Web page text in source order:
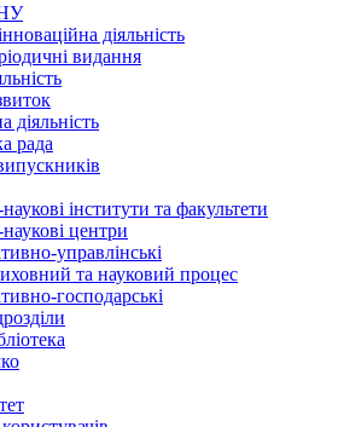
діяльність
видання
діяльність
рада
інститути та факультети
центри
управлінські
та науковий процес
господарські